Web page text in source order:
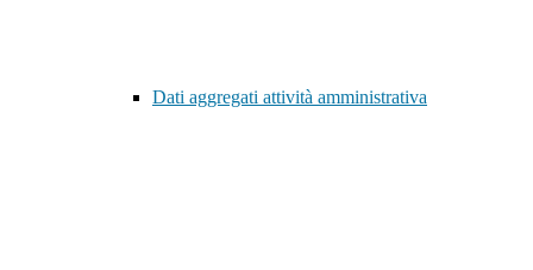
Dati aggregati attività amministrativa